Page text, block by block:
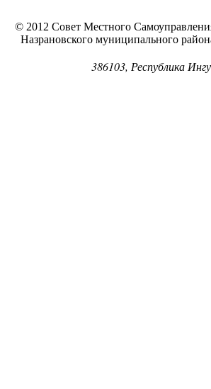
© 2012 Совет Местного
Назрановского муниципального
386103, Республика